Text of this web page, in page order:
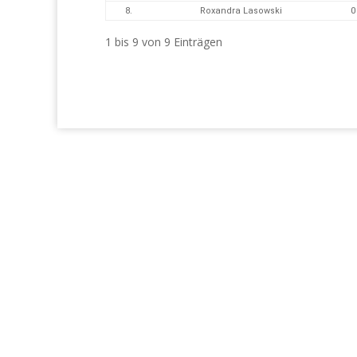
8.
Roxandra Lasowski 0
1 bis 9 von 9 Einträgen